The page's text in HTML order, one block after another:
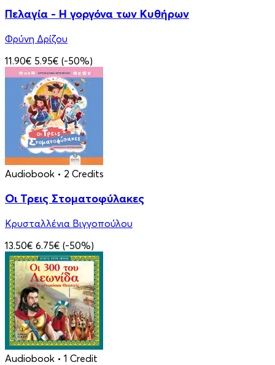
Πελαγία - Η γοργόνα των Κυθήρων
Φρύνη Δρίζου
11.90€ 5.95€ (-50%)
Audiobook • 2 Credits
Οι Τρεις Στοματοφύλακες
Κρυσταλλένια Βιγγοπούλου
13.50€ 6.75€ (-50%)
Audiobook • 1 Credit